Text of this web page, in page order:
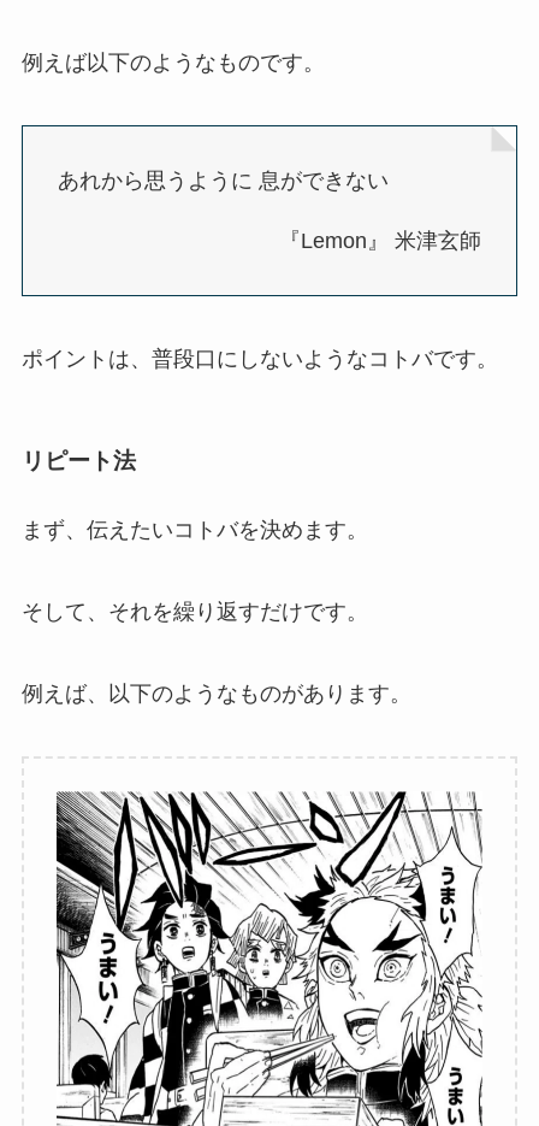
例えば以下のようなものです。
あれから思うように 息ができない
『Lemon』 米津玄師
ポイントは、普段口にしないようなコトバです。
リピート法
まず、伝えたいコトバを決めます。
そして、それを繰り返すだけです。
例えば、以下のようなものがあります。